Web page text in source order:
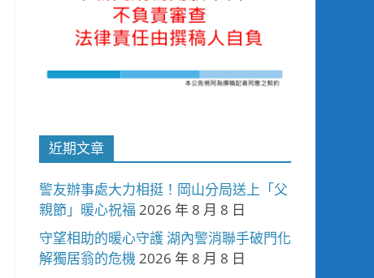
近期文章
警友辦事處大力相挺！岡山分局送上「父
親節」暖心祝福 2026 年 8 月 8 日
守望相助的暖心守護 湖內警消聯手破門化
解獨居翁的危機2026 年 8 月 8 日